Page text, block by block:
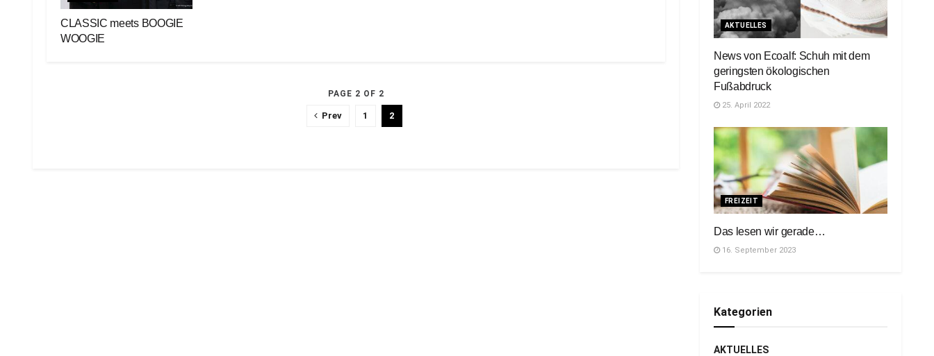
CLASSIC meets BOOGIE
WOOGIE
PAGE 2 OF 2
Prev 1 2
AKTUELLES
News von Ecoalf: Schuh mit dem
geringsten ökologischen
Fußabdruck
25. April 2022
FREIZEIT
Das lesen wir gerade…
16. September 2023
Kategorien
AKTUELLES